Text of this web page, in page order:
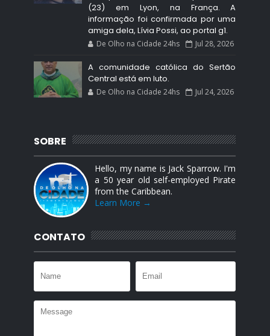
(23) em Lyon, na França. A
informação foi confirmada por uma
amiga dela, Lívia Possi, ao portal g1.
De Olho na Cidade 24hs Jul 28, 2026
A comunidade católica do Sertão
Central está em luto.
De Olho na Cidade 24hs Jul 24, 2026
SOBRE
Hello, my name is Jack Sparrow. I'm
a 50 year old self-employed Pirate
from the Caribbean.
Learn More →
CONTATO